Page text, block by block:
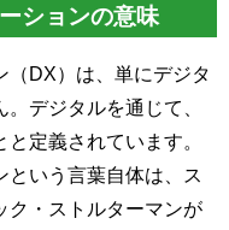
ションの意味
（DX）は、単にデジタ
デジタルを通じて、
定義されています。
という言葉自体は、ス
ク・ストルターマンが